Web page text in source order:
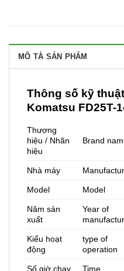
MÔ TẢ SẢN PHẨM
Thông số kỹ
Komatsu FD25T-
Thương
hiệu / Nhãn
hiệu
Brand
Nhà máy
Model Model
Năm sản
xuất
Year of
Kiểu hoạt
động
type of
operation
Số giờ chạy Time